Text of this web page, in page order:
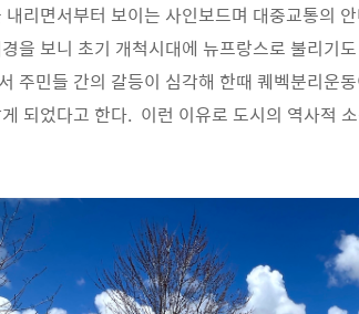
내리면서부터 보이는 사인보드며 대중교통의
을 보니 초기 개척시대에 뉴프랑스로 불리기
주민들 간의 갈등이 심각해 한때 퀘벡분리운
되었다고 한다. 이런 이유로 도시의 역사적